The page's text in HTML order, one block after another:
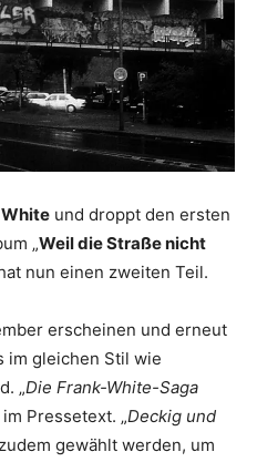
und droppt den ersten
„Weil die Straße nicht
nun einen zweiten Teil.
erscheinen und erneut
im gleichen Stil wie
„Die Frank-White-Saga
Pressetext. „Deckig und
gewählt werden, um